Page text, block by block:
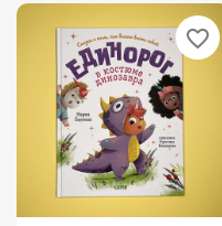
favorite_border